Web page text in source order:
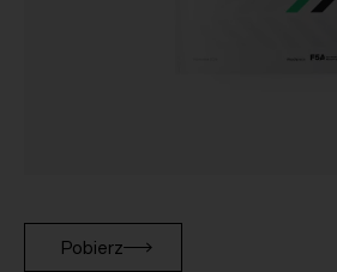
Pobierz